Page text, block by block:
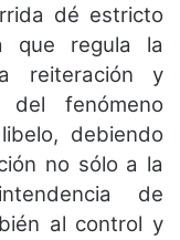
dé estricto
que regula la
reiteración y
fenómeno
debiendo
no sólo a la
de
al control y